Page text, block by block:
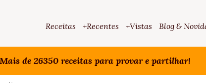
Receitas +Recentes +Vistas Blog &
Mais de 26350 receitas para provar e partilhar!